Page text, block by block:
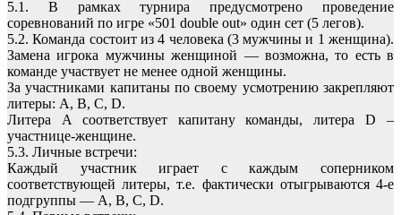
5.1. В рамках турнира предусмотрено проведение
соревнований по игре «501 double out» один сет (5 легов).
5.2. Команда состоит из 4 человека (3 мужчины и 1 женщина).
Замена игрока мужчины женщиной — возможна, то есть в
команде участвует не менее одной женщины.
За участниками капитаны по своему усмотрению закрепляют
литеры: A, B, C, D.
Литера A соответствует капитану команды, литера D –
участнице-женщине.
5.3. Личные встречи:
Каждый участник играет с каждым соперником
соответствующей литеры, т.е. фактически отыгрываются 4-е
подгруппы — A, B, C, D.